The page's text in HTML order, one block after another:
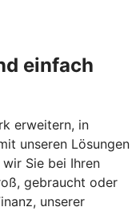
einfach
erweitern, in
unseren Lösungen
Sie bei Ihren
gebraucht oder
unserer